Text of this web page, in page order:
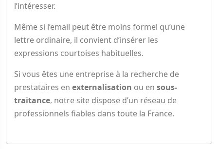
l’intéresser.
Même si l’email peut être moins formel qu’une
lettre ordinaire, il convient d’insérer les
expressions courtoises habituelles.
Si vous êtes une entreprise à la recherche de
prestataires en externalisation ou en sous-
traitance, notre site dispose d’un réseau de
professionnels fiables dans toute la France.